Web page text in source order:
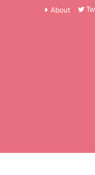
About